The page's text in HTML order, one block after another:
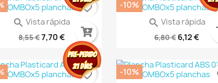
 Vista rápida
Al Agua - Bandas Y...
8,55 €7,70 €
favorite_border
 Vista rápida
Plantillas De Explosión...
6,80 € 6,12 €
-10%
favorite_border
-10%